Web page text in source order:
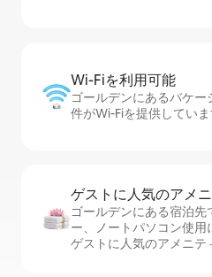
Wi-Fiを利⁠用⁠可⁠能
ゴールデンにあるバケ
件がWi-Fiを提供してい
ゲストに人⁠気⁠のア⁠メ⁠
ゴールデンにある宿泊
ー、ノートパソコン使
ゲストに人気のアメニテ